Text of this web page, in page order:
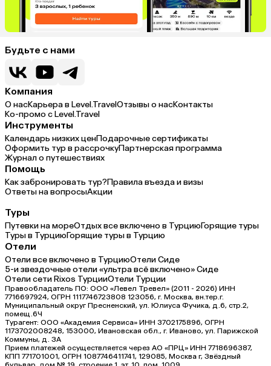
Будьте с нами
Компания
О насКарьера в Level.TravelОтзывы о насКонтакты
Ко-промо с Level.Travel
Инструменты
Календарь низких ценПодарочные сертификаты
Оформить тур в рассрочкуПартнерская программа
Журнал о путешествиях
Помощь
Как забронировать тур?Правила въезда и визы
Ответы на вопросыАкции
Туры
Путевки на мореОтдых все включено в ТурциюГорящие туры
Туры в ТурциюГорящие туры в Турцию
Отели
Отели все включено в ТурциюОтели Сиде
5-и звездочные отели «ультра всё включено» Сиде
Отели сети Rixos ТурцииОтели Турции
Правообладатель ПО: ООО «Левел Тревел» (2011 - 2026) ИНН
7716697924, ОГРН 1117746723808 123056, г. Москва, вн.тер.г.
Муниципальный округ Пресненский, ул. Юлиуса Фучика, д.6, стр.2,
помещ.6Ч
Турагент: ООО «Академия Сервиса» ИНН 3702175896, ОГРН
1173702008248, 153000, Ивановская обл., г. Иваново, ул. Парижской
Коммуны, д. ЗА
Прием платежей осуществляется через АО «ПРЦ» ИНН 7718696387,
КПП 771701001, ОГРН 1087746411741, 129085, Москва г, Звёздный